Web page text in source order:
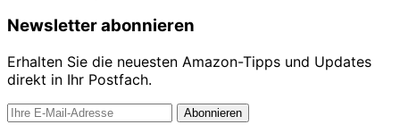
Newsletter abonnieren
Erhalten Sie die neuesten Amazon-Tipps und Updates
direkt in Ihr Postfach.
Abonnieren